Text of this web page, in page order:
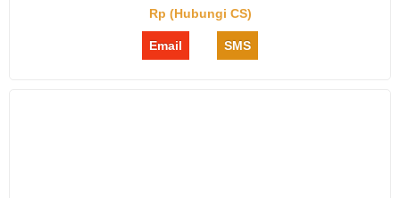
Rp (Hubungi CS)
Email SMS